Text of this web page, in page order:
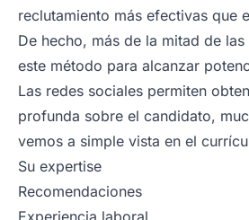
reclutamiento más efectivas que
De hecho, más de la mitad de
este método para alcanzar
Las redes sociales permiten
profunda sobre el candidato,
vemos a simple vista en el
Su expertise
Recomendaciones
Experiencia laboral